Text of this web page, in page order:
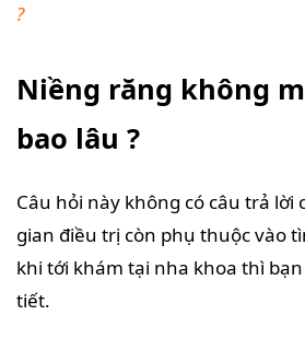
?
Niềng răng không
bao lâu ?
Câu hỏi này không có câu trả lời
gian điều trị còn phụ thuộc vào
khi tới khám tại nha khoa thì
tiết.